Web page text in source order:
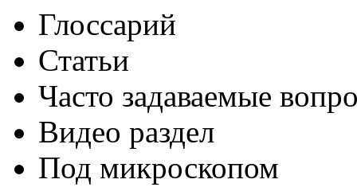
Глоссарий
Статьи
Часто задаваемые
Видео раздел
Под микроскопом